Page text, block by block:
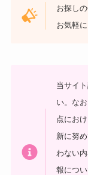
お探し
お気軽に
当サイ
い。 な
点にお
新に努
わない
報につ